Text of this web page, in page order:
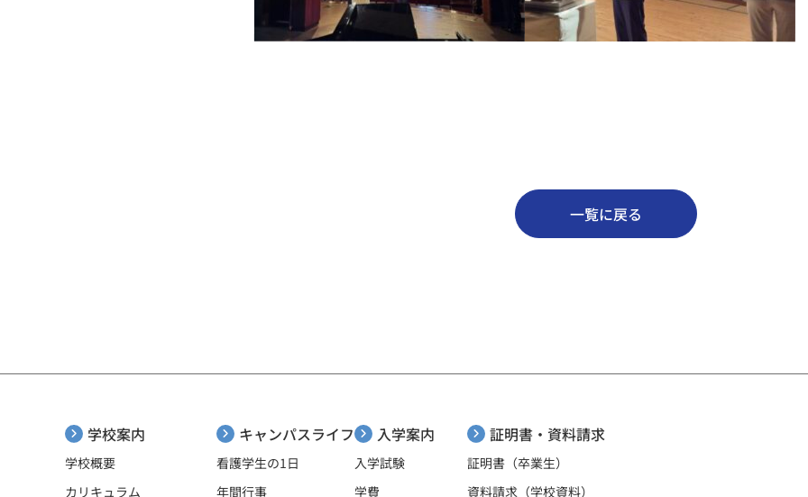
一覧に戻る
学校案内
学校概要
カリキュラム
キャンパスライフ
看護学生の1日
年間行事
入学案内
入学試験
学費
証明書・資料請求
証明書（卒業生）
資料請求（学校資料）